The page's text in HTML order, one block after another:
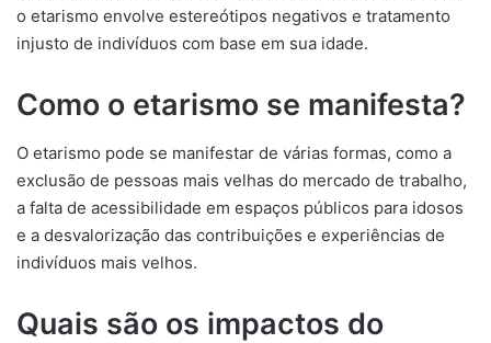
o etarismo envolve estereótipos negativos e tratamento
injusto de indivíduos com base em sua idade.
Como o etarismo se manifesta?
O etarismo pode se manifestar de várias formas, como a
exclusão de pessoas mais velhas do mercado de trabalho,
a falta de acessibilidade em espaços públicos para idosos
e a desvalorização das contribuições e experiências de
indivíduos mais velhos.
Quais são os impactos do